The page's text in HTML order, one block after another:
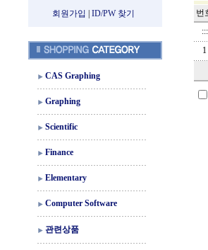
회원가입
ID/PW 찾기
CAS Graphing
Graphing
Scientific
Finance
Elementary
Computer Software
관련상품
번
:::
1